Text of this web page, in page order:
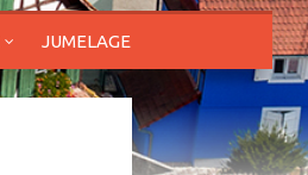
JUMELAGE